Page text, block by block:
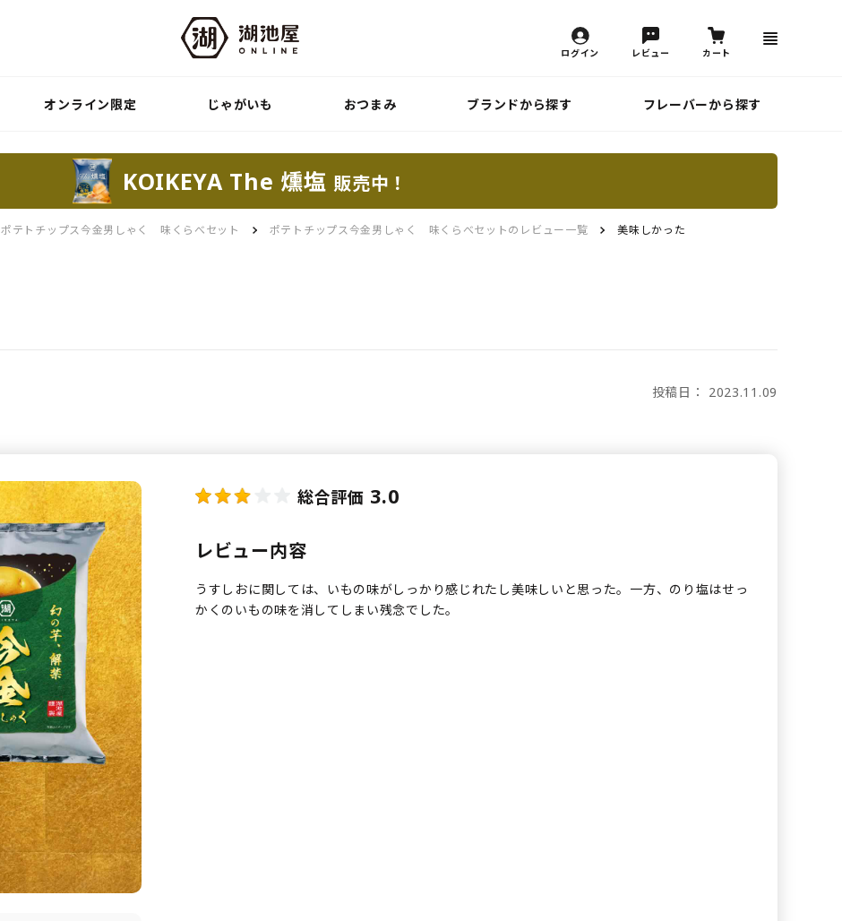
ログイン レビュー カート
オンライン限定 じゃがいも おつまみ ブランドから探す フレーバーから探す
KOIKEYA The 燻塩 販売中！
ポテトチップス今金男しゃく 味くらべセット ポテトチップス今金男しゃく 味くらべセットのレビュー一覧 美味しかった
投稿日： 2023.11.09
総合評価 3.0
レビュー内容
うすしおに関しては、いもの味がしっかり感じれたし美味しいと思った。一方、のり塩はせっ
かくのいもの味を消してしまい残念でした。